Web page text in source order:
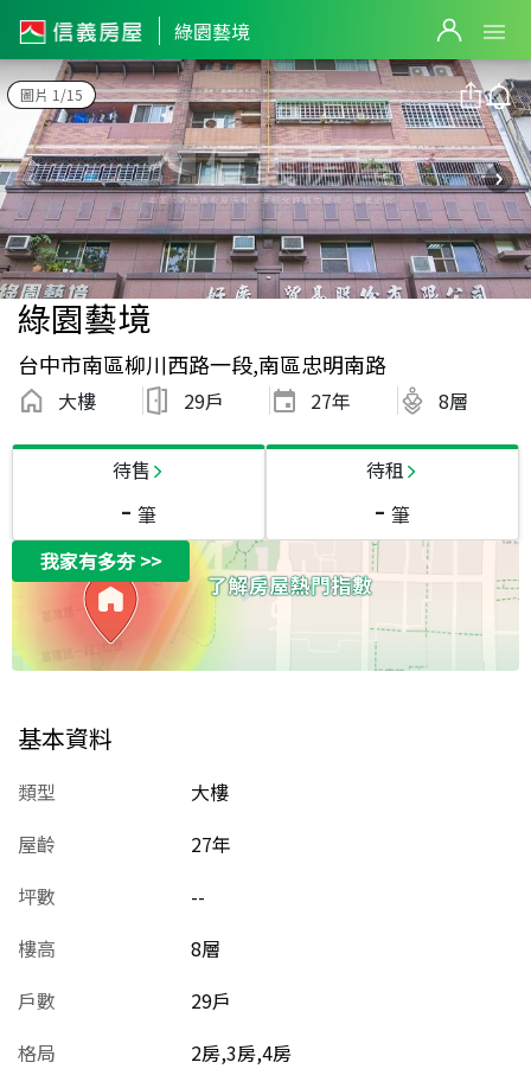
綠園藝境
圖片 1/15
綠園藝境
台中市南區柳川西路一段,南區忠明南路
大樓 29戶 27年 8層
待售
- 筆
待租
- 筆
我家有多夯>>
基本資料
類型
大樓
屋齡
27年
坪數
--
樓高
8層
戶數
29戶
格局
2房,3房,4房